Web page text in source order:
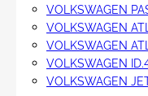
VOLKSWAGEN
VOLKSWAGEN
VOLKSWAGEN
VOLKSWAGEN
VOLKSWAGEN